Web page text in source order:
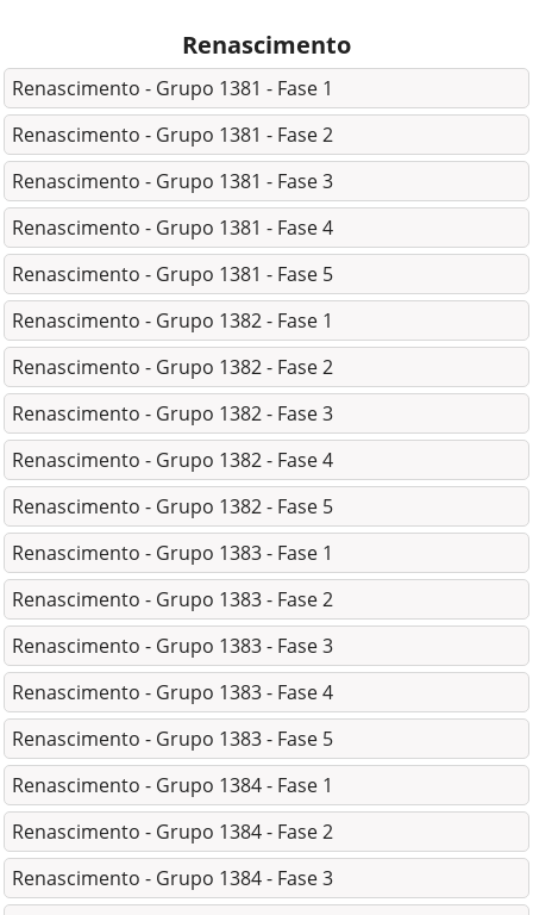
Renascimento
Renascimento - Grupo 1381 - Fase 1
Renascimento - Grupo 1381 - Fase 2
Renascimento - Grupo 1381 - Fase 3
Renascimento - Grupo 1381 - Fase 4
Renascimento - Grupo 1381 - Fase 5
Renascimento - Grupo 1382 - Fase 1
Renascimento - Grupo 1382 - Fase 2
Renascimento - Grupo 1382 - Fase 3
Renascimento - Grupo 1382 - Fase 4
Renascimento - Grupo 1382 - Fase 5
Renascimento - Grupo 1383 - Fase 1
Renascimento - Grupo 1383 - Fase 2
Renascimento - Grupo 1383 - Fase 3
Renascimento - Grupo 1383 - Fase 4
Renascimento - Grupo 1383 - Fase 5
Renascimento - Grupo 1384 - Fase 1
Renascimento - Grupo 1384 - Fase 2
Renascimento - Grupo 1384 - Fase 3